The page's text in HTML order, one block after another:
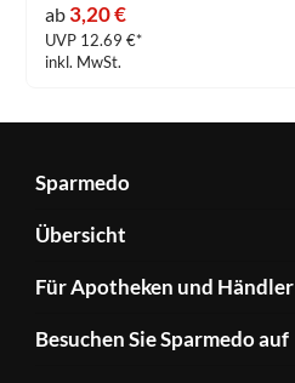
ab 3,20 €
UVP 12.69 €*
inkl. MwSt.
Sparmedo
Über
Sparmedo
FAQ
Kontakt
Übersicht
Herstellerverzeichnis
Produkte
A-
Für Apotheken und Händler
&
Besuchen Sie Sparmedo auf